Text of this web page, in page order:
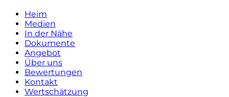
Heim
Medien
In der Nähe
Dokumente
Angebot
Über uns
Bewertungen
Kontakt
Wertschätzung